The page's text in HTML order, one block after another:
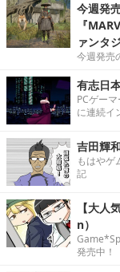
今週発
『
ァンタ
今週発売
有志日
PCゲー
に連続イ
吉田輝
もはやゲ
記
【大
n）
発売中！